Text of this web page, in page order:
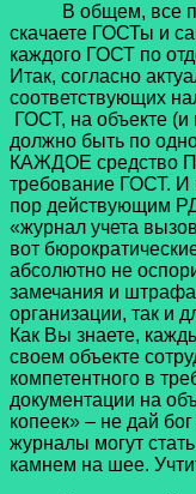
В общем, все
скачаете ГОСТы и
каждого ГОСТ по
Итак, согласно
соответствующих
ГОСТ, на объекте
должно быть по
КАЖДОЕ средство
требование ГОСТ. И
пор действующим
«журнал учета
вот
абсолютно не
замечания и
организации, так и
Как Вы знаете,
своем объекте
компетентного в
документации на
копеек» – не дай
журналы могут
камнем на шее.